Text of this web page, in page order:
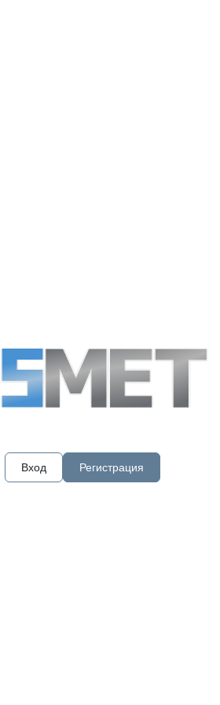
Вход Регистрация